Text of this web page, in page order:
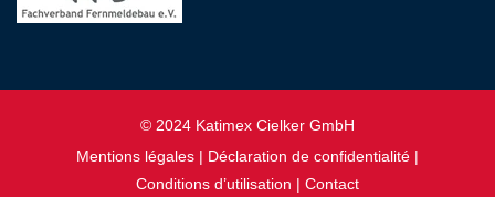
© 2024 Katimex Cielker GmbH
Mentions légales | Déclaration de confidentialité |
Conditions d’utilisation | Contact